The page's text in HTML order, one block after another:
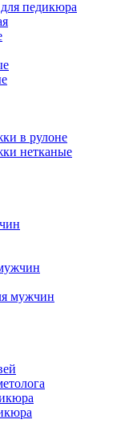
педикюра
в рулоне
нетканые
мужчин